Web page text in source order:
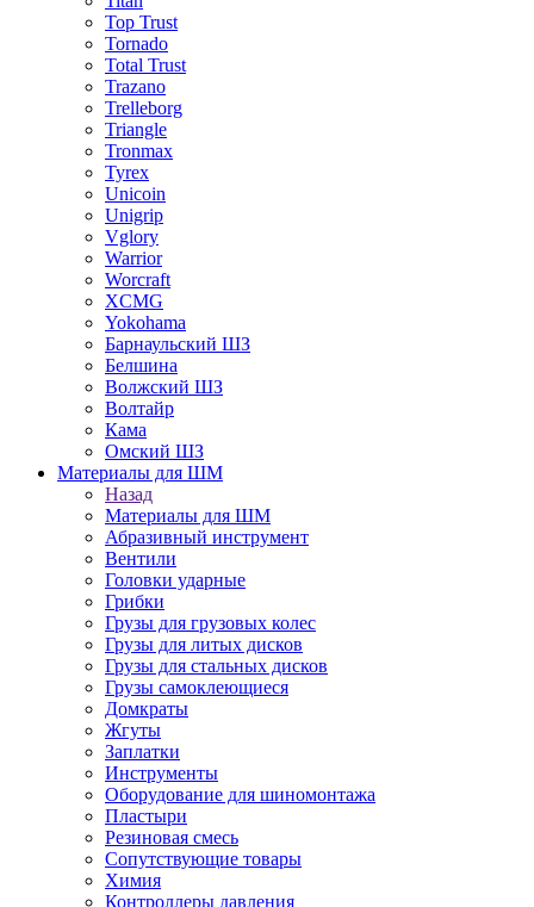
Top Trust
Tornado
Total Trust
Trazano
Trelleborg
Triangle
Tronmax
Tyrex
Unicoin
Unigrip
Vglory
Warrior
Worcraft
XCMG
Yokohama
Барнаульский ШЗ
Белшина
Волжский ШЗ
Волтайр
Кама
Омский ШЗ
Материалы для ШМ
Назад
Материалы для ШМ
Абразивный инструмент
Вентили
Головки ударные
Грибки
Грузы для грузовых колес
Грузы для литых дисков
Грузы для стальных дисков
Грузы самоклеющиеся
Домкраты
Жгуты
Заплатки
Инструменты
Оборудование для шиномонтажа
Пластыри
Резиновая смесь
Сопутствующие товары
Химия
Контроллеры давления